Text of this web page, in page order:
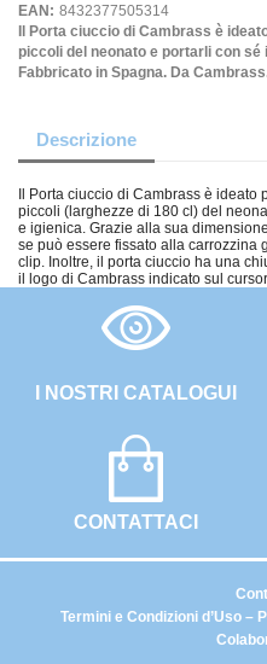
EAN: 8432377505314
Il Porta ciuccio di Cambrass è
piccoli del neonato e portarli con
Fabbricato in Spagna. Da
Descrizione
Il Porta ciuccio di Cambrass è ideato
piccoli (larghezze di 180 cl) del
e igienica. Grazie alla sua
se può essere fissato alla carrozzina
clip. Inoltre, il porta ciuccio ha una
il logo di Cambrass indicato sul
I NOSTRI CATALOGUI
CONTATTACI
Termini e Condizioni d’Uso –